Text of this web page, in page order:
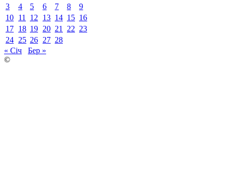
3
4 5 6 7 8
9
10 11 12 13 14 15 16
17 18 19 20 21 22 23
24 25 26 27 28
« Січ
Бер »
©